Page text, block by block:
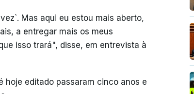
Mas aqui eu estou mais aberto,
a entregar mais os meus
isso trará", disse, em entrevista à
hoje editado passaram cinco anos e